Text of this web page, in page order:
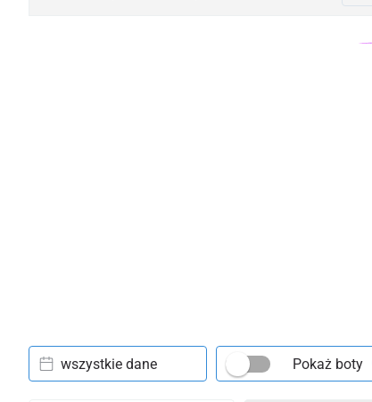
wszystkie dane Pokaż boty